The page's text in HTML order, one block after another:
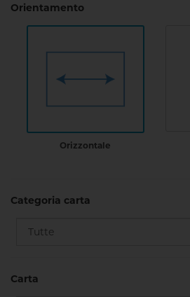
Orientamento
Orizzontale
Categoria carta
Carta